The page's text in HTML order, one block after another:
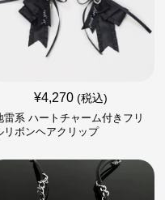
¥4,270 (税込)
雷系 ハートチャーム付きフリ
リボンヘアクリップ